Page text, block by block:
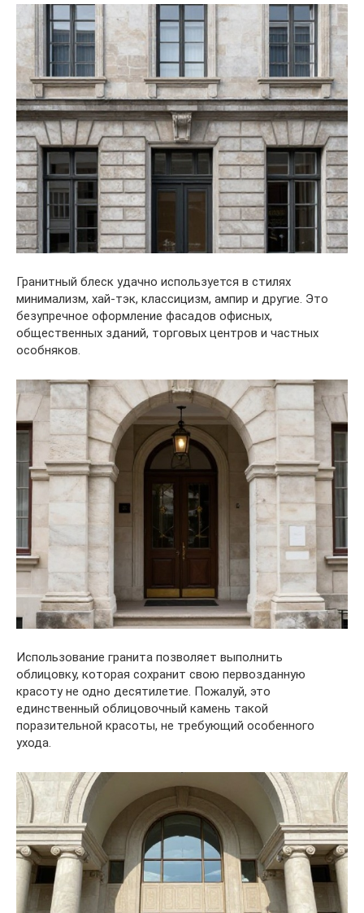
Гранитный блеск удачно используется в стилях
минимализм, хай-тэк, классицизм, ампир и другие. Это
безупречное оформление фасадов офисных,
общественных зданий, торговых центров и частных
особняков.
Использование гранита позволяет выполнить
облицовку, которая сохранит свою первозданную
красоту не одно десятилетие. Пожалуй, это
единственный облицовочный камень такой
поразительной красоты, не требующий особенного
ухода.